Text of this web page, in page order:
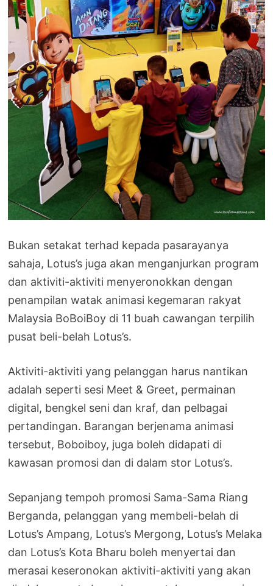
Bukan setakat terhad kepada pasarayanya
sahaja, Lotus’s juga akan menganjurkan program
dan aktiviti-aktiviti menyeronokkan dengan
penampilan watak animasi kegemaran rakyat
Malaysia BoBoiBoy di 11 buah cawangan terpilih
pusat beli-belah Lotus’s.
Aktiviti-aktiviti yang pelanggan harus nantikan
adalah seperti sesi Meet & Greet, permainan
digital, bengkel seni dan kraf, dan pelbagai
pertandingan. Barangan berjenama animasi
tersebut, Boboiboy, juga boleh didapati di
kawasan promosi dan di dalam stor Lotus’s.
Sepanjang tempoh promosi Sama-Sama Riang
Berganda, pelanggan yang membeli-belah di
Lotus’s Ampang, Lotus’s Mergong, Lotus’s Melaka
dan Lotus’s Kota Bharu boleh menyertai dan
merasai keseronokan aktiviti-aktiviti yang akan